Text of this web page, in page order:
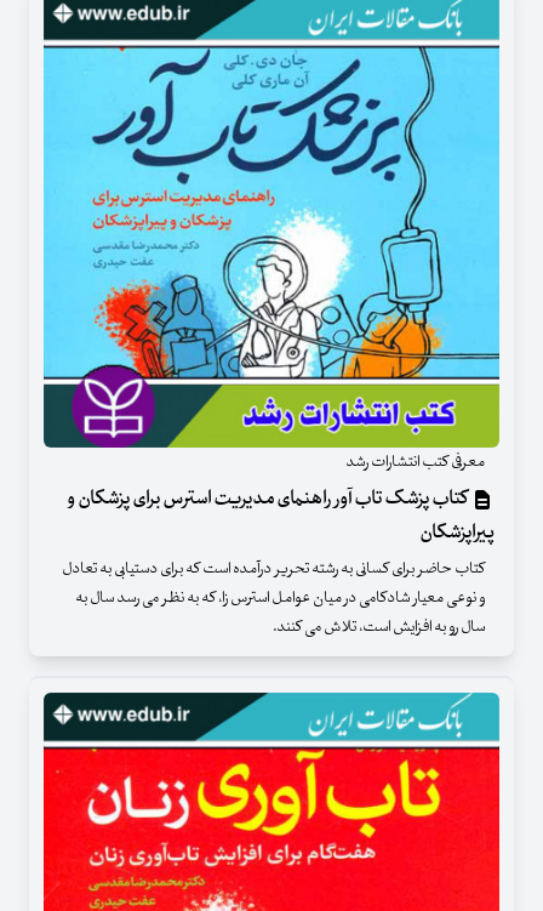
معرفی کتب انتشارات رشد
کتاب پزشک تاب آور راهنمای مدیریت استرس برای پزشکان و
پیراپزشکان
کتاب حاضر برای کسانی به رشته تحریر درآمده است که برای دستیابی به تعادل
و نوعی معیار شادکامی در میان عوامل استرس زا، که به نظر می رسد سال به
سال رو به افزایش است، تلاش می کنند.